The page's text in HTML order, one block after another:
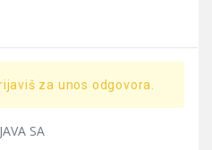
za unos odgovora.
SA